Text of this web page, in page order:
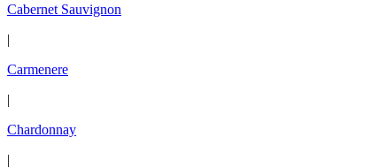
Cabernet Sauvignon
|
Carmenere
|
Chardonnay
|